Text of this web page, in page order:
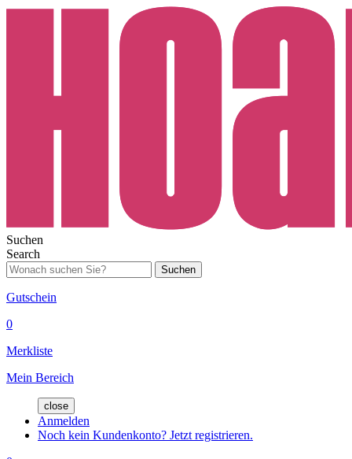
Suchen
Search
Suchen
Gutschein
0
Merkliste
Mein Bereich
close
Anmelden
Noch kein Kundenkonto? Jetzt registrieren.